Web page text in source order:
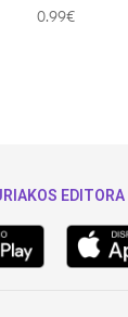
0.99€